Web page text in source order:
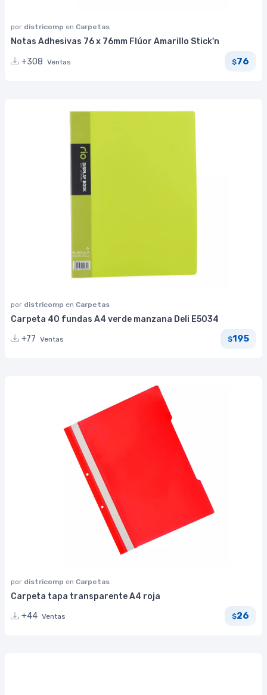
por districomp en Carpetas
Notas Adhesivas 76 x 76mm Flúor Amarillo Stick'n
+308 Ventas $76
por districomp en Carpetas
Carpeta 40 fundas A4 verde manzana Deli E5034
+77 Ventas $195
por districomp en Carpetas
Carpeta tapa transparente A4 roja
+44 Ventas $26